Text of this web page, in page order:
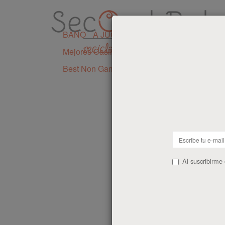
BAÑO A JUGAR
Mejores Casinos Sin Licencia En España
Best Non Gamstop Casinos UK
Al